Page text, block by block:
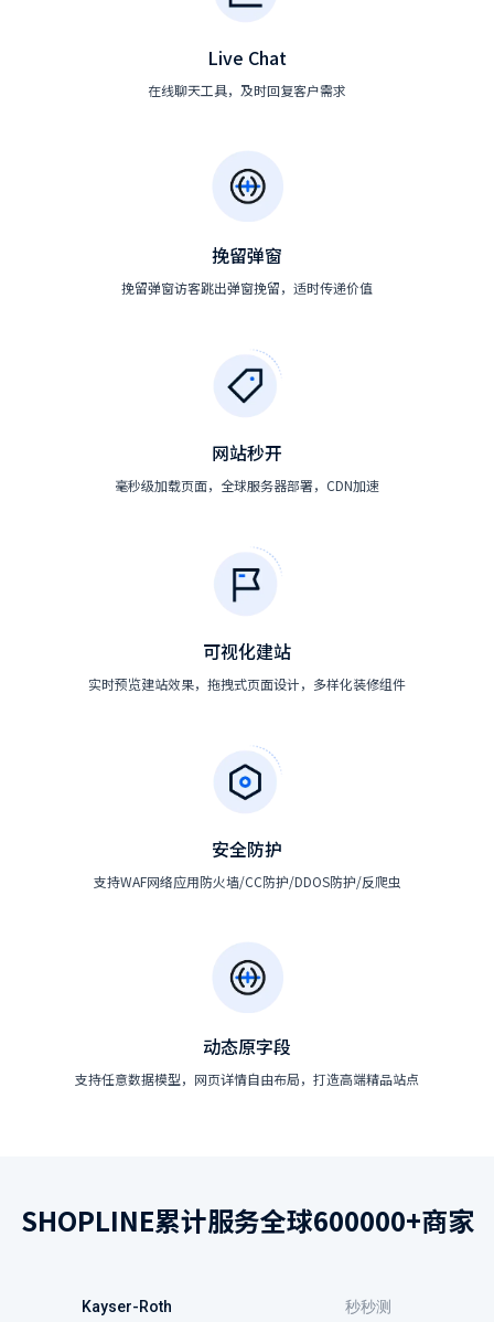
Live Chat
在线聊天工具，及时回复客户需求
挽留弹窗
挽留弹窗访客跳出弹窗挽留，适时传递价值
网站秒开
毫秒级加载页面，全球服务器部署，CDN加速
可视化建站
实时预览建站效果，拖拽式页面设计，多样化装修组件
安全防护
支持WAF网络应用防火墙/CC防护/DDOS防护/反爬虫
动态原字段
支持任意数据模型，网页详情自由布局，打造高端精品站点
SHOPLINE累计服务全球600000+商家
Kayser-Roth 秒秒测